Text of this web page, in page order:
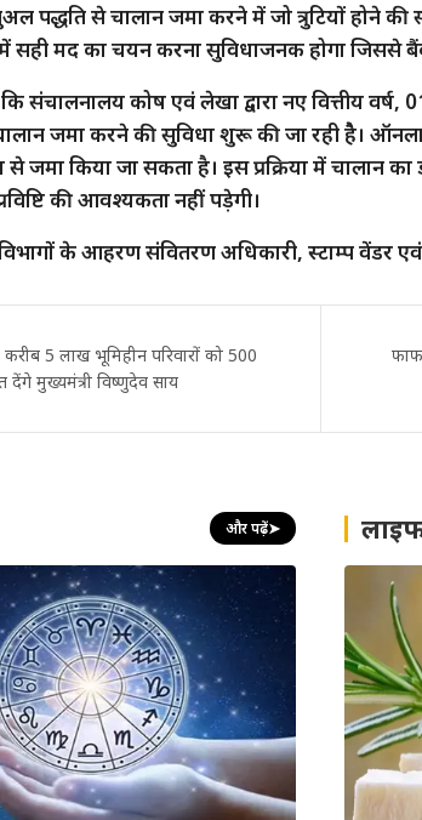
पद्धति से चालान जमा करने में जो त्रुटियों होने
सही मद का चयन करना सुविधाजनक होगा जिससे
कि संचालनालय कोष एवं लेखा द्वारा नए वित्तीय
जमा करने की सुविधा शुरू की जा रही हैै।
जमा किया जा सकता है। इस प्रक्रिया में चालान
की आवश्यकता नहीं पड़ेगी।
के आहरण संवितरण अधिकारी, स्टाम्प वेंडर एवं
5 लाख भूमिहीन परिवारों को 500
देंगे मुख्यमंत्री विष्णुदेव साय
और पढ़ें➤